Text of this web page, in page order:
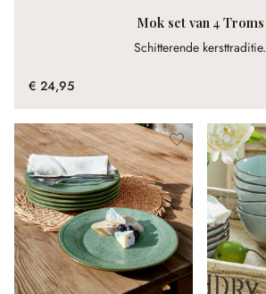
Mok set van 4 Troms
Schitterende kersttraditie.
€ 24,95